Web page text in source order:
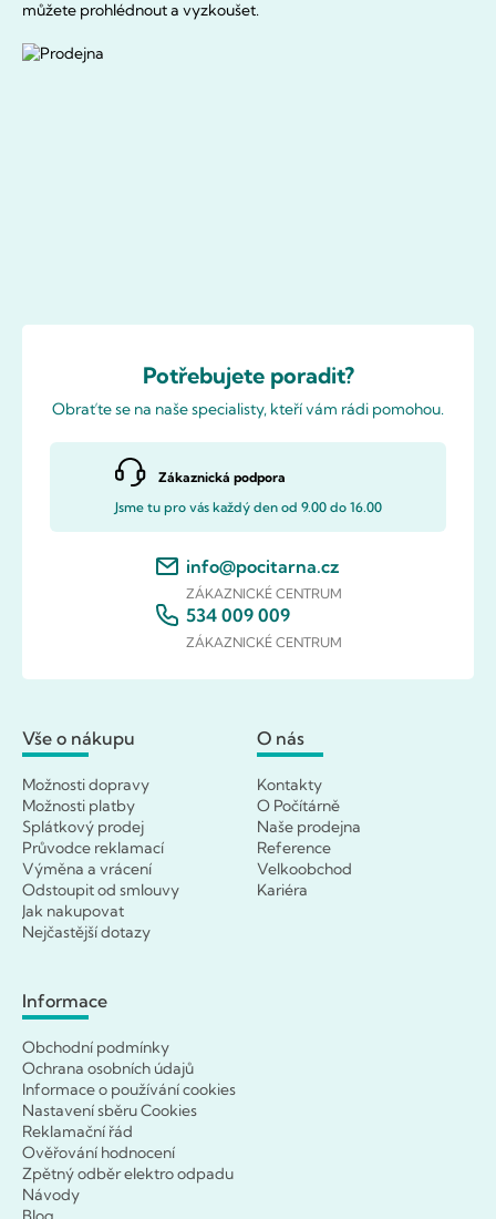
můžete prohlédnout a vyzkoušet.
Potřebujete poradit?
Obraťte se na naše specialisty, kteří vám rádi pomohou.
Zákaznická podpora
Jsme tu pro vás každý den od 9.00 do 16.00
info@pocitarna.cz
ZÁKAZNICKÉ CENTRUM
534 009 009
ZÁKAZNICKÉ CENTRUM
Vše o nákupu
Možnosti dopravy
Možnosti platby
Splátkový prodej
Průvodce reklamací
Výměna a vrácení
Odstoupit od smlouvy
Jak nakupovat
Nejčastější dotazy
O nás
Kontakty
O Počítárně
Naše prodejna
Reference
Velkoobchod
Kariéra
Informace
Obchodní podmínky
Ochrana osobních údajů
Informace o používání cookies
Nastavení sběru Cookies
Reklamační řád
Ověřování hodnocení
Zpětný odběr elektro odpadu
Návody